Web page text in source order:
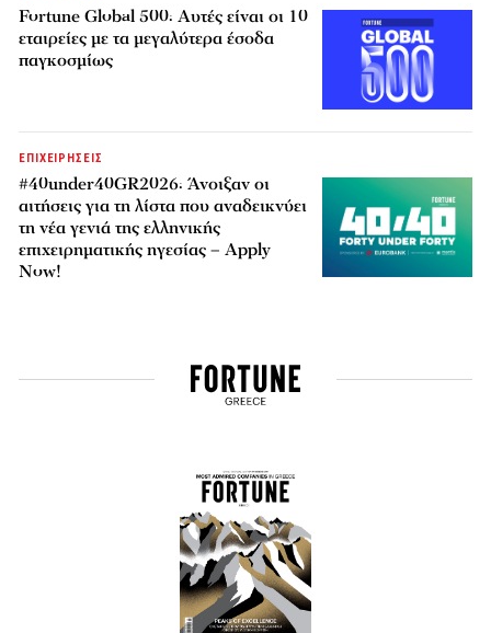
Fortune Global 500: Αυτές είναι οι 10
εταιρείες με τα μεγαλύτερα έσοδα
παγκοσμίως
ΕΠΙΧΕΙΡΗΣΕΙΣ
#40under40GR2026: Άνοιξαν οι
αιτήσεις για τη λίστα που αναδεικνύει
τη νέα γενιά της ελληνικής
επιχειρηματικής ηγεσίας – Apply
Now!